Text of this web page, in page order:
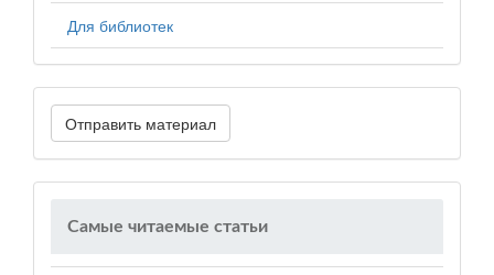
Для библиотек
Отправить материал
Самые читаемые статьи